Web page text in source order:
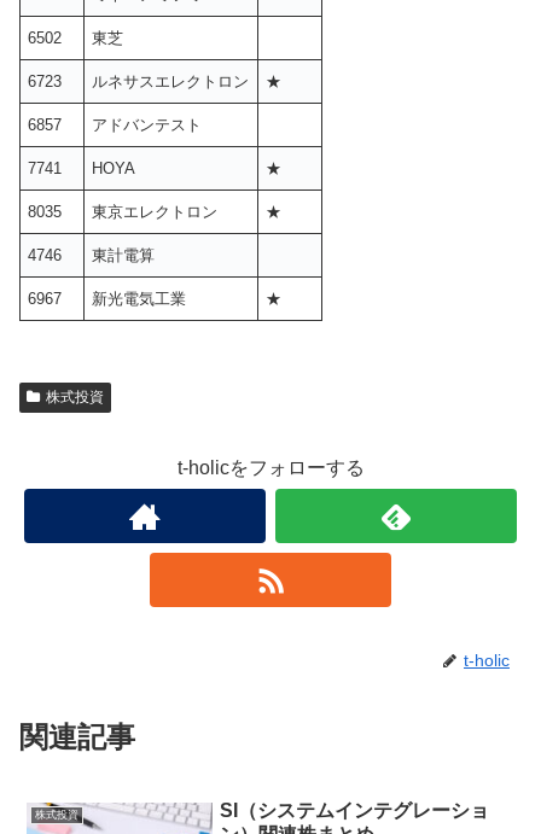
6502 東芝
6723 ルネサスエレクトロン ★
6857 アドバンテスト
7741 HOYA ★
8035 東京エレクトロン ★
4746 東計電算
6967 新光電気工業 ★
株式投資
t-holicをフォローする
t-holic
関連記事
株式投資
SI（システムインテグレーショ